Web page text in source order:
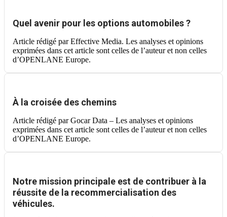
Quel avenir pour les options automobiles ?
Article rédigé par Effective Media. Les analyses et opinions
exprimées dans cet article sont celles de l’auteur et non celles
d’OPENLANE Europe.
À la croisée des chemins
Article rédigé par Gocar Data – Les analyses et opinions
exprimées dans cet article sont celles de l’auteur et non celles
d’OPENLANE Europe.
Notre mission principale est de contribuer à la
réussite de la recommercialisation des
véhicules.